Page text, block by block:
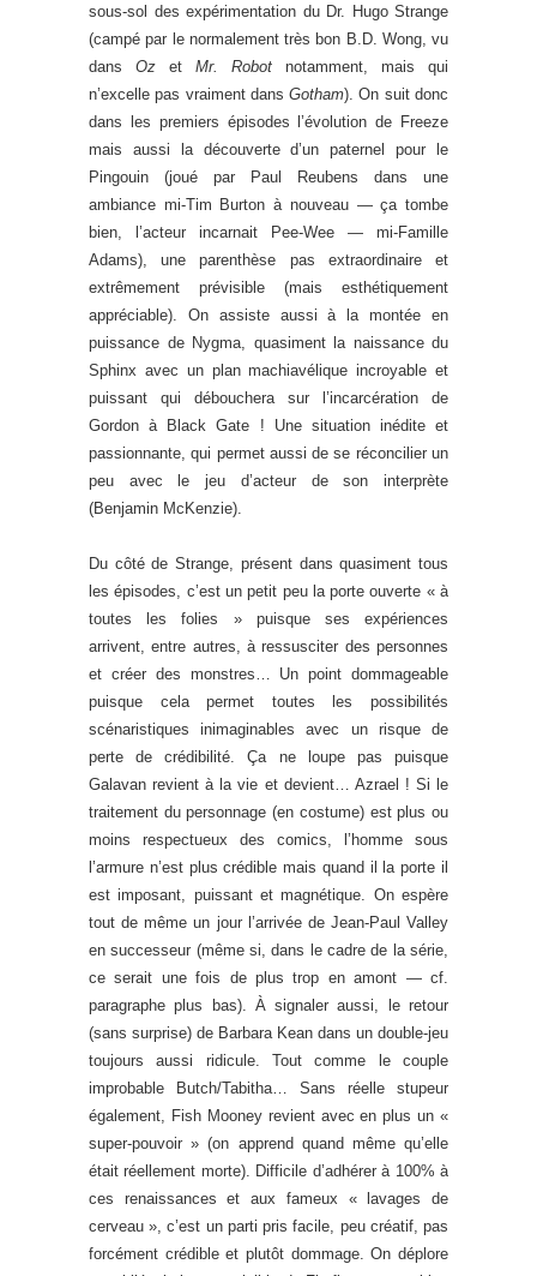
sous-sol des expérimentation du Dr. Hugo Strange
(campé par le normalement très bon B.D. Wong, vu
dans Oz et Mr. Robot notamment, mais qui
n’excelle pas vraiment dansGotham). On suit donc
dans les premiers épisodes l’évolution de Freeze
mais aussi la découverte d’un paternel pour le
Pingouin (joué par Paul Reubens dans une
ambiance mi-Tim Burton à nouveau — ça tombe
bien, l’acteur incarnait Pee-Wee — mi-Famille
Adams), une parenthèse pas extraordinaire et
extrêmement prévisible (mais esthétiquement
appréciable). On assiste aussi à la montée en
puissance de Nygma, quasiment la naissance du
Sphinx avec un plan machiavélique incroyable et
puissant qui débouchera sur l’incarcération de
Gordon à Black Gate ! Une situation inédite et
passionnante, qui permet aussi de se réconcilier un
peu avec le jeu d’acteur de son interprète
(Benjamin McKenzie).
Du côté de Strange, présent dans quasiment tous
les épisodes, c’est un petit peu la porte ouverte « à
toutes les folies » puisque ses expériences
arrivent, entre autres, à ressusciter des personnes
et créer des monstres… Un point dommageable
puisque cela permet toutes les possibilités
scénaristiques inimaginables avec un risque de
perte de crédibilité. Ça ne loupe pas puisque
Galavan revient à la vie et devient… Azrael ! Si le
traitement du personnage (en costume) est plus ou
moins respectueux des comics, l’homme sous
l’armure n’est plus crédible mais quand il la porte il
est imposant, puissant et magnétique. On espère
tout de même un jour l’arrivée de Jean-Paul Valley
en successeur (même si, dans le cadre de la série,
ce serait une fois de plus trop en amont — cf.
paragraphe plus bas). À signaler aussi, le retour
(sans surprise) de Barbara Kean dans un double-jeu
toujours aussi ridicule. Tout comme le couple
improbable Butch/Tabitha… Sans réelle stupeur
également, Fish Mooney revient avec en plus un «
super-pouvoir » (on apprend quand même qu’elle
était réellement morte). Difficile d’adhérer à 100% à
ces renaissances et aux fameux « lavages de
cerveau », c’est un parti pris facile, peu créatif, pas
forcément crédible et plutôt dommage. On déplore